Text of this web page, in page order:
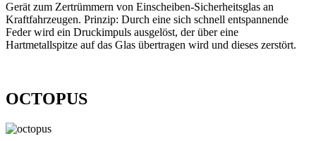
Gerät zum Zertrümmern von Einscheiben-Sicherheitsglas an
Kraftfahrzeugen. Prinzip: Durch eine sich schnell entspannende
Feder wird ein Druckimpuls ausgelöst, der über eine
Hartmetallspitze auf das Glas übertragen wird und dieses zerstört.
OCTOPUS